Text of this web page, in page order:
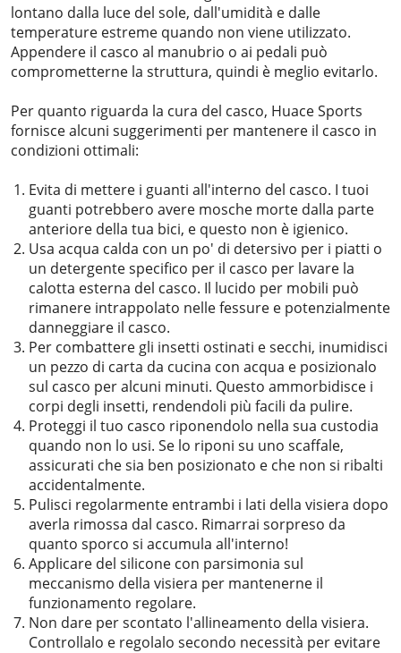
lontano dalla luce del sole, dall'umidità e dalle
temperature estreme quando non viene utilizzato.
Appendere il casco al manubrio o ai pedali può
comprometterne la struttura, quindi è meglio evitarlo.
Per quanto riguarda la cura del casco, Huace Sports
fornisce alcuni suggerimenti per mantenere il casco in
condizioni ottimali:
Evita di mettere i guanti all'interno del casco. I tuoi
guanti potrebbero avere mosche morte dalla parte
anteriore della tua bici, e questo non è igienico.
Usa acqua calda con un po' di detersivo per i piatti o
un detergente specifico per il casco per lavare la
calotta esterna del casco. Il lucido per mobili può
rimanere intrappolato nelle fessure e potenzialmente
danneggiare il casco.
Per combattere gli insetti ostinati e secchi, inumidisci
un pezzo di carta da cucina con acqua e posizionalo
sul casco per alcuni minuti. Questo ammorbidisce i
corpi degli insetti, rendendoli più facili da pulire.
Proteggi il tuo casco riponendolo nella sua custodia
quando non lo usi. Se lo riponi su uno scaffale,
assicurati che sia ben posizionato e che non si ribalti
accidentalmente.
Pulisci regolarmente entrambi i lati della visiera dopo
averla rimossa dal casco. Rimarrai sorpreso da
quanto sporco si accumula all'interno!
Applicare del silicone con parsimonia sul
meccanismo della visiera per mantenerne il
funzionamento regolare.
Non dare per scontato l'allineamento della visiera.
Controllalo e regolalo secondo necessità per evitare